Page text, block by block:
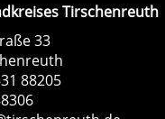
Tirschenreuth
33
88205